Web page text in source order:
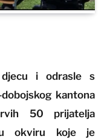
i odrasle s
kantona
50 prijatelja
u okviru koje je